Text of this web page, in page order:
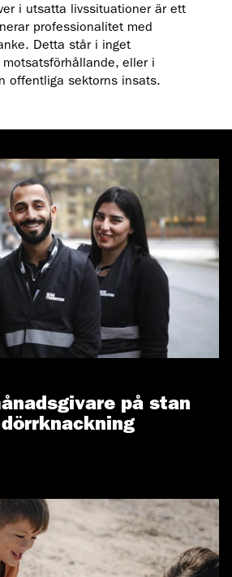
i utsatta livssituationer är ett
professionalitet med
Detta står i inget
eller i
offentliga sektorns insats.
på stan